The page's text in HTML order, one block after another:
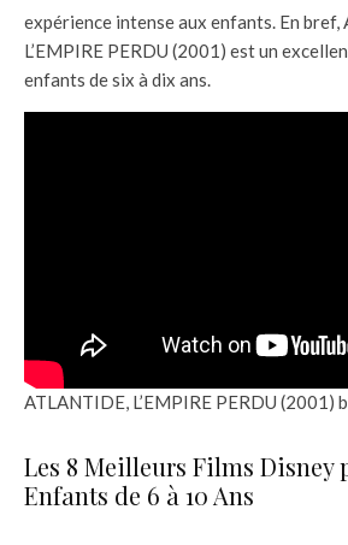
expérience intense aux enfants. En bref,
L’EMPIRE PERDU (2001) est un
enfants de six à dix ans.
ATLANTIDE, L’EMPIRE PERDU (2001)
Les 8 Meilleurs Films Disney
Enfants de 6 à 10 Ans